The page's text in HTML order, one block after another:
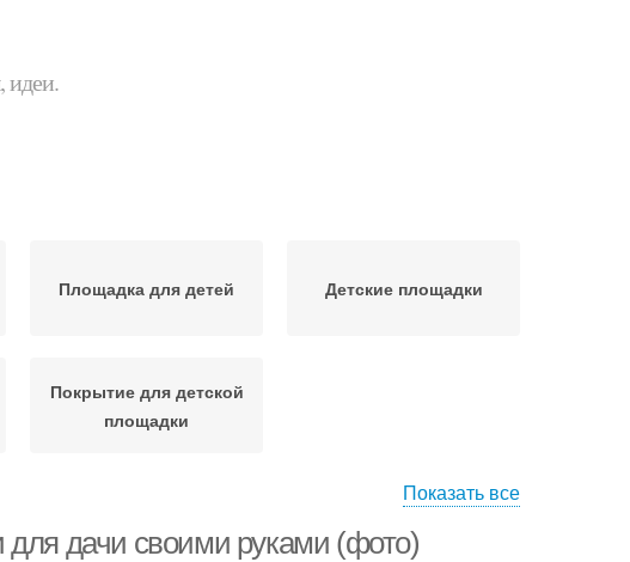
идеи.
Площадка для детей Детские площадки
Покрытие для детской
площадки
Показать все
для дачи своими руками (фото)